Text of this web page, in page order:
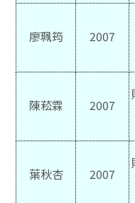
廖珮筠 2007
陳菘霖 2007
葉秋杏 2007